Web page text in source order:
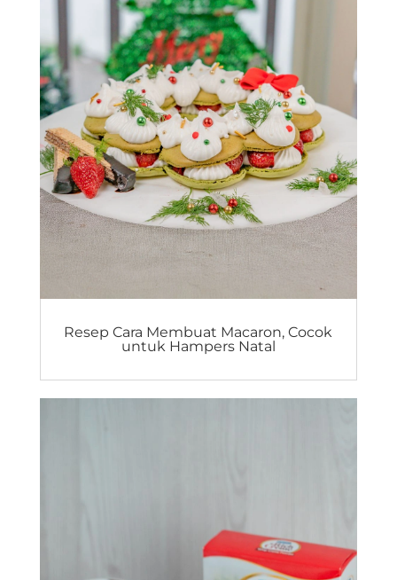
Resep Cara Membuat Macaron, Cocok
untuk Hampers Natal